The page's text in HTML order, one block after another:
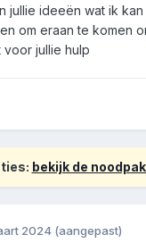
jullie ideeën wat ik
om eraan te komen
voor jullie hulp
bekijk de
2024 (aangepast)